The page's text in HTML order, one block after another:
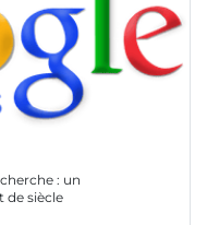
: un
de siècle